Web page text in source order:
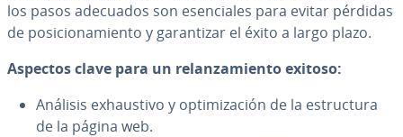
los pasos adecuados son ese­n­cia­les para evitar pérdidas
de po­si­cio­na­mie­n­to y ga­ra­n­ti­zar el éxito a largo plazo.
Aspectos clave para un re­la­n­za­mie­n­to exitoso:
Análisis exhau­s­ti­vo y op­ti­mi­za­ción de la es­tru­c­tu­ra
de la página web.